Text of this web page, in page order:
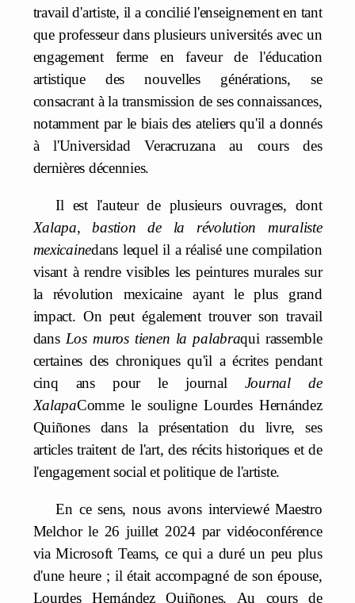
travail d'artiste, il a concilié l'enseignement en tant
que professeur dans plusieurs universités avec un
engagement ferme en faveur de l'éducation
artistique des nouvelles générations, se
consacrant à la transmission de ses connaissances,
notamment par le biais des ateliers qu'il a donnés
à l'Universidad Veracruzana au cours des
dernières décennies.
Il est l'auteur de plusieurs ouvrages, dont
Xalapa, bastion de la révolution muraliste
mexicainedans lequel il a réalisé une compilation
visant à rendre visibles les peintures murales sur
la révolution mexicaine ayant le plus grand
impact. On peut également trouver son travail
dans Los muros tienen la palabraqui rassemble
certaines des chroniques qu'il a écrites pendant
cinq ans pour le journal Journal de
XalapaComme le souligne Lourdes Hernández
Quiñones dans la présentation du livre, ses
articles traitent de l'art, des récits historiques et de
l'engagement social et politique de l'artiste.
En ce sens, nous avons interviewé Maestro
Melchor le 26 juillet 2024 par vidéoconférence
via Microsoft Teams, ce qui a duré un peu plus
d'une heure ; il était accompagné de son épouse,
Lourdes Hernández Quiñones. Au cours de